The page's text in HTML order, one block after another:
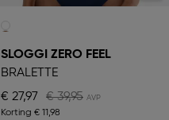
SLOGGI ZERO FEEL
BRALETTE
€ 27,97
€ 39,95
Korting € 11,98